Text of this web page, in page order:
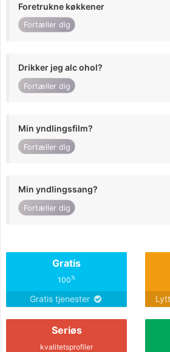
Foretrukne køkkener
Fortæller dig
Drikker jeg alc ohol?
Fortæller dig
Min yndlingsfilm?
Fortæller dig
Min yndlingssang?
Fortæller dig
Gratis
100%
Gratis tjenester
Seriøs
kvalitetsprofiler